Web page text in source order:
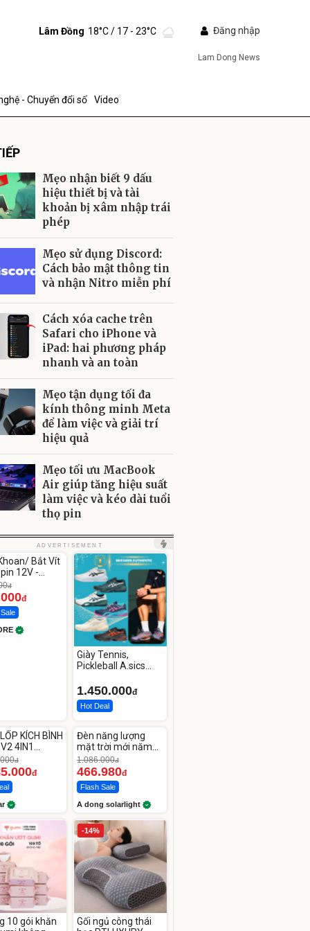
Lâm Đồng 18°C/ 17 - 23°C Đăng nhập
Lam Dong News
- Chuyển đổi số Video
Mẹo nhận biết 9 dấu
hiệu thiết bị và tài
khoản bị xâm nhập trái
phép
Mẹo sử dụng Discord:
Cách bảo mật thông tin
và nhận Nitro miễn phí
Cách xóa cache trên
Safari cho iPhone và
iPad: hai phương pháp
nhanh và an toàn
Mẹo tận dụng tối đa
kính thông minh Meta
để làm việc và giải trí
hiệu quả
Mẹo tối ưu MacBook
Air giúp tăng hiệu suất
làm việc và kéo dài tuổi
thọ pin
ADVERTISEMENT
Bắt Vít
12V -
đ
đ
Giày Tennis,
Pickleball A.sics
Các Phối Màu
1.450.000đ
Hot Deal
KÍCH BÌNH
4IN1
đ
đ
-56%
Đèn năng lượng
mặt trời mới năm
2026 có 120 viên
LED lớn
1.086.000đ
466.980đ
Flash Sale
A dong solarlight
10 gói khăn
-14%
Gối ngủ công thái